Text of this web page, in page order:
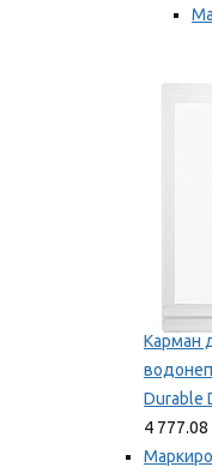
Карман
Durable
4 777.08